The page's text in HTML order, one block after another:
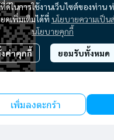
เพิ่มลงตะกร้า
ในการใช้งานเว็บไซต์ของท่าน
ดเพิ่มเติมได้ที่ นโยบายความเป็น
นโยบายคุกกี้
ค่าคุกกี้ ยอมรับทั้งหมด